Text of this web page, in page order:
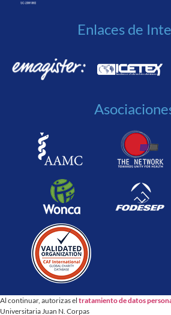
Enlaces de
Al continuar, autorizas el tratamiento de datos
Universitaria Juan N. Corpas